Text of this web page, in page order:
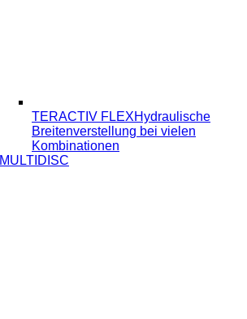
TERACTIV FLEXHydraulische
Breitenverstellung bei vielen
Kombinationen
MULTIDISC